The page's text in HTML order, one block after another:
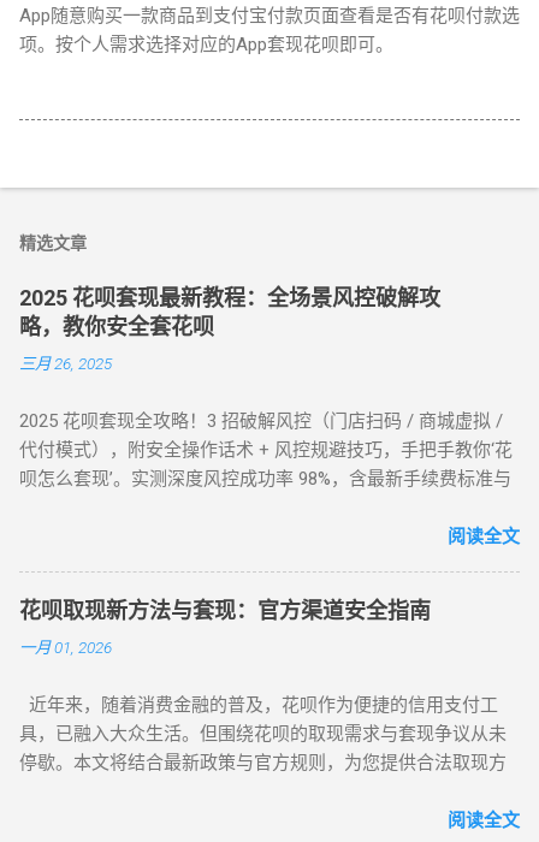
App随意购买一款商品到支付宝付款页面查看是否有花呗付款选
项。按个人需求选择对应的App套现花呗即可。
精选文章
2025 花呗套现最新教程：全场景风控破解攻
略，教你安全套花呗
三月 26, 2025
2025 花呗套现全攻略！3 招破解风控（门店扫码 / 商城虚拟 /
代付模式），附安全操作话术 + 风控规避技巧，手把手教你‘花
呗怎么套现’。实测深度风控成功率 98%，含最新手续费标准与
教程：全场景风控破解攻略，教你安全套花呗 在移动支付普
成为用户关注的焦点。本文将针对不同风控等级的花呗账户，
提供系统性的套现解决方案，帮助用户在合规前提下实现额度
变现。如果你正在搜索 “花呗怎么套现” 或 “花呗套现教程”，本
呗：门店扫码套现法，秒到账的快捷操作 对于未触发风控的花
呗账户，最直接的套现方式是通过实体门店完成。 操作步骤如
下： 寻找支持花呗的实体商家 ：如便利店、餐饮店等，确认其
款码，选择花呗支付指定金额。 实时结算 ：商家收到款项后，
阅读全文
花呗取现新方法与套现：官方渠道安全指南
一月 01, 2026
近年来，随着消费金融的普及，花呗作为便捷的信用支付工
具，已融入大众生活。但围绕花呗的取现需求与套现争议从未
停歇。本文将结合最新政策与官方规则，为您提供合法取现方
为何限制套现？官方明令禁止的三大原因 花呗自 2015 年上线
阅读全文